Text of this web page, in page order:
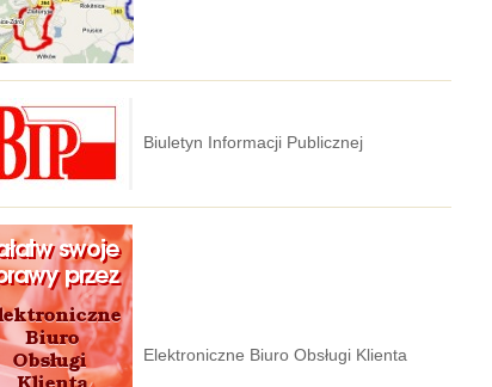
Biuletyn Informacji Publicznej
Elektroniczne Biuro Obsługi Klienta